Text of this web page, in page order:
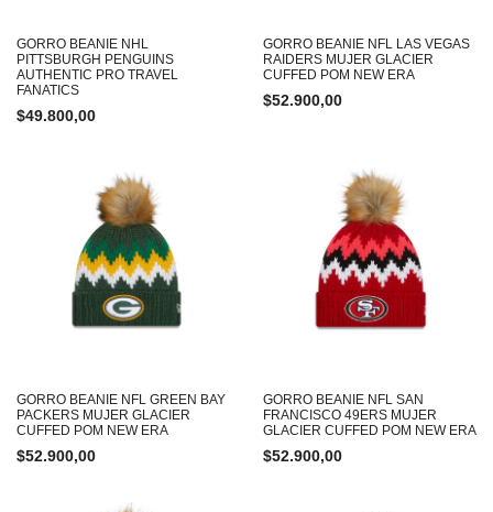
GORRO BEANIE NHL
PITTSBURGH PENGUINS
AUTHENTIC PRO TRAVEL
FANATICS
$49.800,00
GORRO BEANIE NFL LAS VEGAS
RAIDERS MUJER GLACIER
CUFFED POM NEW ERA
$52.900,00
GORRO BEANIE NFL GREEN BAY
PACKERS MUJER GLACIER
CUFFED POM NEW ERA
$52.900,00
GORRO BEANIE NFL SAN
FRANCISCO 49ERS MUJER
GLACIER CUFFED POM NEW ERA
$52.900,00